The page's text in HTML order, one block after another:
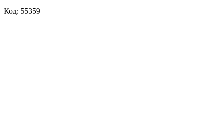
Код: 55359